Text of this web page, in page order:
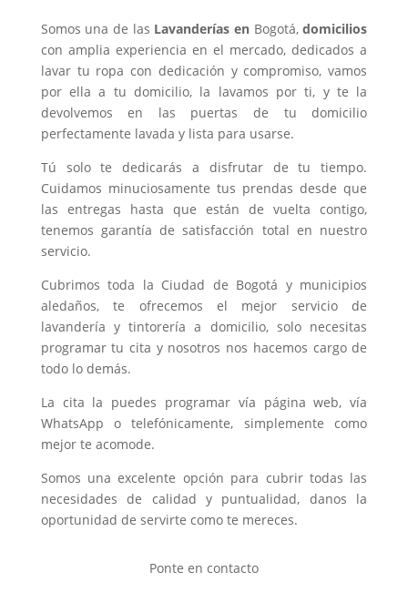
Somos una de las Lavanderías enBogotá,domicilios
con amplia experiencia en el mercado, dedicados a
lavar tu ropa con dedicación y compromiso, vamos
por ella a tu domicilio, la lavamos por ti, y te la
devolvemos en las puertas de tu domicilio
perfectamente lavada y lista para usarse.
Tú solo te dedicarás a disfrutar de tu tiempo.
Cuidamos minuciosamente tus prendas desde que
las entregas hasta que están de vuelta contigo,
tenemos garantía de satisfacción total en nuestro
servicio.
Cubrimos toda la Ciudad de Bogotá y municipios
aledaños, te ofrecemos el mejor servicio de
lavandería y tintorería a domicilio, solo necesitas
programar tu cita y nosotros nos hacemos cargo de
todo lo demás.
La cita la puedes programar vía página web, vía
WhatsApp o telefónicamente, simplemente como
mejor te acomode.
Somos una excelente opción para cubrir todas las
necesidades de calidad y puntualidad, danos la
oportunidad de servirte como te mereces.
Ponte en contacto